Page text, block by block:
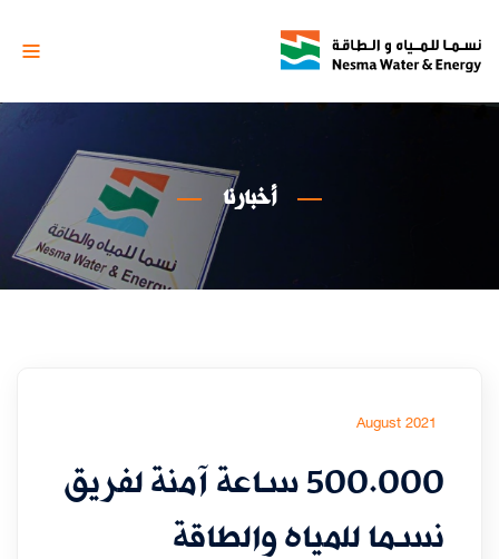
أخبارنا
August 2021
500.000 ساعة آمنة لفريق
نسما للمياه والطاقة